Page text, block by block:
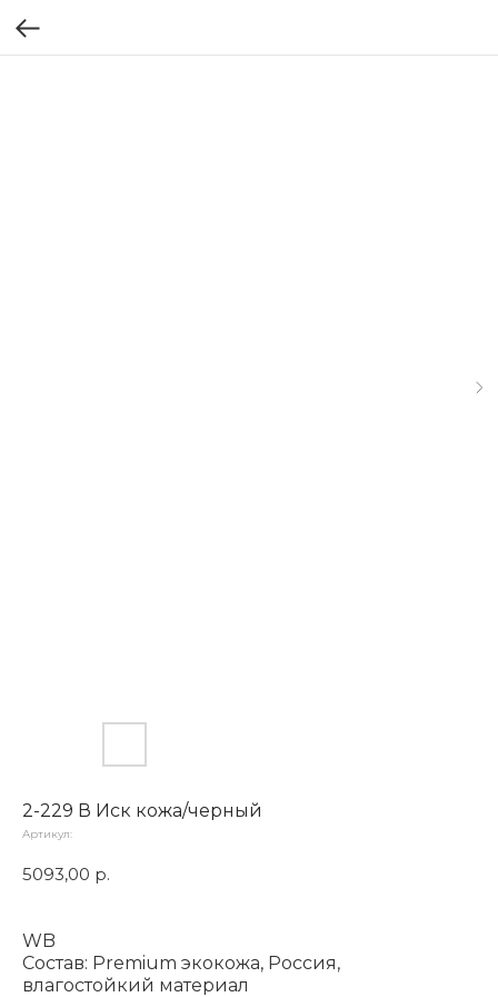
2-229 В Иск кожа/черный
Артикул:
5093,00 р.
WB
Состав: Premium экокожа, Россия,
влагостойкий материал